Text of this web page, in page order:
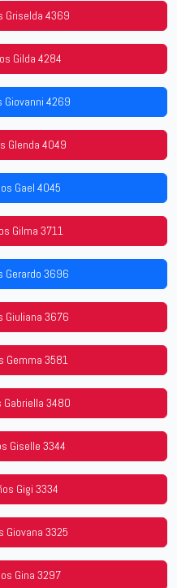
Griselda 4369
Gilda 4284
Giovanni 4269
Glenda 4049
Gael 4045
Gilma 3711
Gerardo 3696
Giuliana 3676
Gemma 3581
Gabriella 3480
Giselle 3344
Gigi 3334
Giovana 3325
Gina 3297